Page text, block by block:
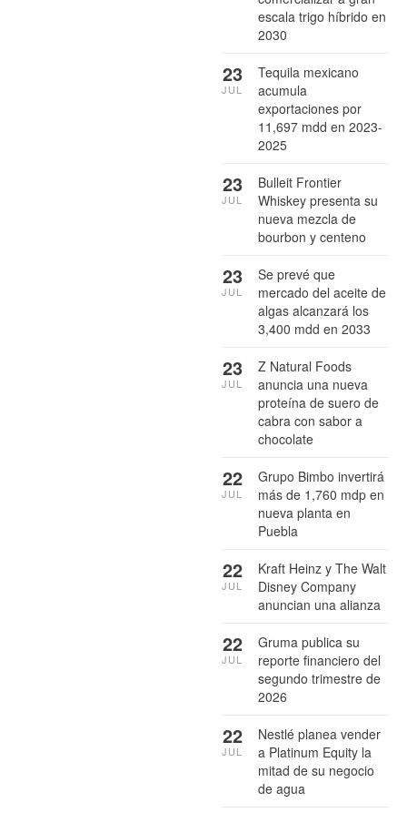
escala trigo híbrido en
2030
Tequila mexicano
acumula
exportaciones por
11,697 mdd en 2023-
2025
23
JUL
Bulleit Frontier
Whiskey presenta su
nueva mezcla de
bourbon y centeno
23
JUL
Se prevé que
mercado del aceite de
algas alcanzará los
3,400 mdd en 2033
23
JUL
Z Natural Foods
anuncia una nueva
proteína de suero de
cabra con sabor a
chocolate
23
JUL
Grupo Bimbo invertirá
más de 1,760 mdp en
nueva planta en
Puebla
22
JUL
Kraft Heinz y The Walt
Disney Company
anuncian una alianza
22
JUL
Gruma publica su
reporte financiero del
segundo trimestre de
2026
22
JUL
Nestlé planea vender
a Platinum Equity la
mitad de su negocio
de agua
22
JUL